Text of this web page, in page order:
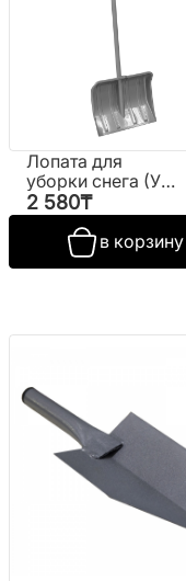
Лопата для
уборки снега (Уз-
S)
2 580₸
в корзину